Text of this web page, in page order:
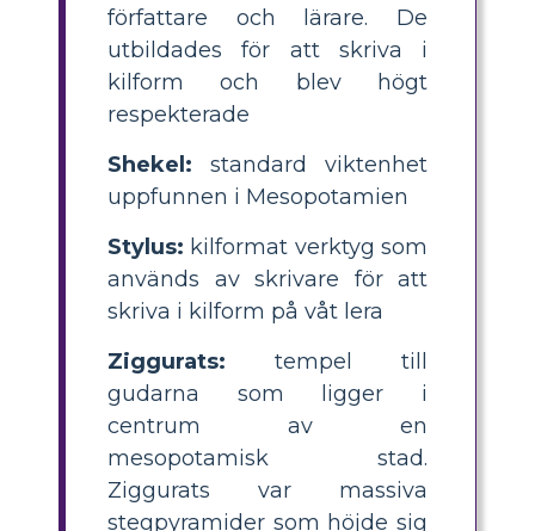
författare och lärare. De
utbildades för att skriva i
kilform och blev högt
respekterade
Shekel: standard viktenhet
uppfunnen i Mesopotamien
Stylus: kilformat verktyg som
används av skrivare för att
skriva i kilform på våt lera
Ziggurats: tempel till
gudarna som ligger i
centrum av en
mesopotamisk stad.
Ziggurats var massiva
stegpyramider som höjde sig